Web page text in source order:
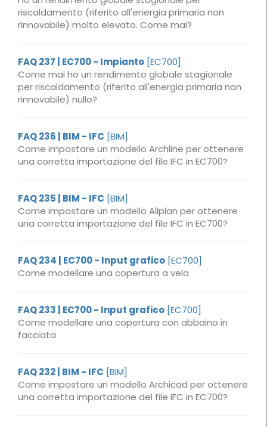
riscaldamento (riferito all'energia primaria non
rinnovabile) molto elevato. Come mai?
FAQ 237 | EC700 - Impianto [EC700]
Come mai ho un rendimento globale stagionale
per riscaldamento (riferito all'energia primaria non
rinnovabile) nullo?
FAQ 236 | BIM - IFC [BIM]
Come impostare un modello Archline per ottenere
una corretta importazione del file IFC in EC700?
FAQ 235 | BIM - IFC [BIM]
Come impostare un modello Allplan per ottenere
una corretta importazione del file IFC in EC700?
FAQ 234 | EC700 - Input grafico [EC700]
Come modellare una copertura a vela
FAQ 233 | EC700 - Input grafico [EC700]
Come modellare una copertura con abbaino in
facciata
FAQ 232 | BIM - IFC [BIM]
Come impostare un modello Archicad per ottenere
una corretta importazione del file IFC in EC700?